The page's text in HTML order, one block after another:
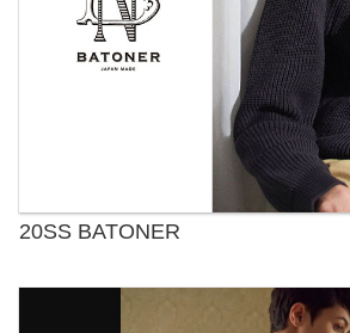
20SS BATONER